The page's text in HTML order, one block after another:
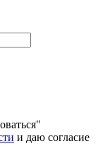
и даю согласие